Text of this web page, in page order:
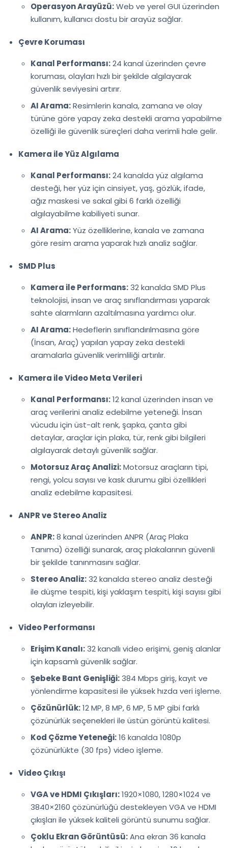
Operasyon Arayüzü:Web ve yerel GUI üzerinden
kullanım, kullanıcı dostu bir arayüz sağlar.
Çevre Koruması
Kanal Performansı:24 kanal üzerinden çevre
koruması, olayları hızlı bir şekilde algılayarak
güvenlik seviyesini artırır.
AI Arama:Resimlerin kanala, zamana ve olay
türüne göre yapay zeka destekli arama yapabilme
özelliği ile güvenlik süreçleri daha verimli hale gelir.
Kamera ile Yüz Algılama
Kanal Performansı:24 kanalda yüz algılama
desteği, her yüz için cinsiyet, yaş, gözlük, ifade,
ağız maskesi ve sakal gibi 6 farklı özelliği
algılayabilme kabiliyeti sunar.
AI Arama:Yüz özelliklerine, kanala ve zamana
göre resim arama yaparak hızlı analiz sağlar.
SMD Plus
Kamera ile Performans:32 kanalda SMD Plus
teknolojisi, insan ve araç sınıflandırması yaparak
sahte alarmların azaltılmasına yardımcı olur.
AI Arama:Hedeflerin sınıflandırılmasına göre
(İnsan, Araç) yapılan yapay zeka destekli
aramalarla güvenlik verimliliği artırılır.
Kamera ile Video Meta Verileri
Kanal Performansı:12 kanal üzerinden insan ve
araç verilerini analiz edebilme yeteneği. İnsan
vücudu için üst-alt renk, şapka, çanta gibi
detaylar, araçlar için plaka, tür, renk gibi bilgileri
algılayarak detaylı güvenlik sağlar.
Motorsuz Araç Analizi:Motorsuz araçların tipi,
rengi, yolcu sayısı ve kask durumu gibi özellikleri
analiz edebilme kapasitesi.
ANPR ve Stereo Analiz
ANPR:8 kanal üzerinden ANPR (Araç Plaka
Tanıma) özelliği sunarak, araç plakalarının güvenli
bir şekilde tanınmasını sağlar.
Stereo Analiz:32 kanalda stereo analiz desteği
ile düşme tespiti, kişi yaklaşım tespiti, kişi sayısı gibi
olayları izleyebilir.
Video Performansı
Erişim Kanalı:32 kanallı video erişimi, geniş alanlar
için kapsamlı güvenlik sağlar.
Şebeke Bant Genişliği:384 Mbps giriş, kayıt ve
yönlendirme kapasitesi ile yüksek hızda veri işleme.
Çözünürlük:12 MP, 8 MP, 6 MP, 5 MP gibi farklı
çözünürlük seçenekleri ile üstün görüntü kalitesi.
Kod Çözme Yeteneği:16 kanalda 1080p
çözünürlükte (30 fps) video işleme.
Video Çıkışı
VGA ve HDMI Çıkışları:1920×1080, 1280×1024 ve
3840×2160 çözünürlüğü destekleyen VGA ve HDMI
çıkışları ile yüksek kaliteli görüntü sunumu sağlar.
Çoklu Ekran Görüntüsü:Ana ekran 36 kanala